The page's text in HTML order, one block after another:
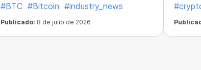
#BTC #Bitcoin #industry_news
Publicado: 8 de julio de 2026